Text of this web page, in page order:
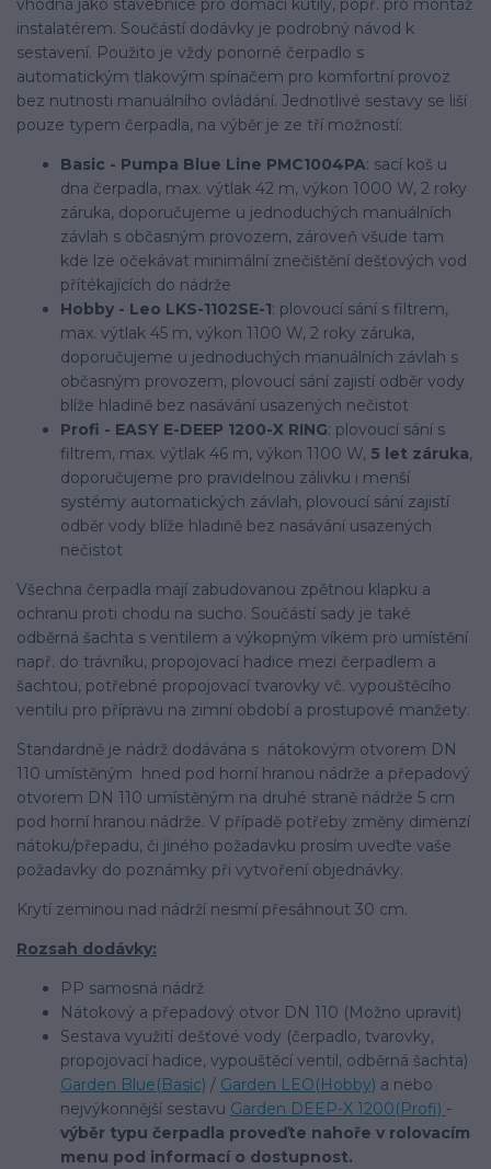
vhodná jako stavebnice pro domácí kutily, popř. pro montáž
instalatérem. Součástí dodávky je podrobný návod k
sestavení. Použito je vždy ponorné čerpadlo s
automatickým tlakovým spínačem pro komfortní provoz
bez nutnosti manuálního ovládání. Jednotlivé sestavy se liší
pouze typem čerpadla, na výběr je ze tří možností:
Basic - Pumpa Blue Line PMC1004PA: sací koš u
dna čerpadla, max. výtlak 42 m, výkon 1000 W, 2 roky
záruka, doporučujeme u jednoduchých manuálních
závlah s občasným provozem, zároveň všude tam
kde lze očekávat minimální znečištění dešťových vod
přítékajících do nádrže
Hobby - Leo LKS-1102SE-1: plovoucí sání s filtrem,
max. výtlak 45 m, výkon 1100 W, 2 roky záruka,
doporučujeme u jednoduchých manuálních závlah s
občasným provozem, plovoucí sání zajistí odběr vody
blíže hladině bez nasávání usazených nečistot
Profi - EASY E-DEEP 1200-X RING: plovoucí sání s
filtrem, max. výtlak 46 m, výkon 1100 W, 5 let záruka,
doporučujeme pro pravidelnou zálivku i menší
systémy automatických závlah, plovoucí sání zajistí
odběr vody blíže hladině bez nasávání usazených
nečistot
Všechna čerpadla mají zabudovanou zpětnou klapku a
ochranu proti chodu na sucho. Součástí sady je také
odběrná šachta s ventilem a výkopným víkem pro umístění
např. do trávníku, propojovací hadice mezi čerpadlem a
šachtou, potřebné propojovací tvarovky vč. vypouštěcího
ventilu pro přípravu na zimní období a prostupové manžety.
Standardně je nádrž dodávána s nátokovým otvorem DN
110 umístěným hned pod horní hranou nádrže a přepadový
otvorem DN 110 umístěným na druhé straně nádrže 5 cm
pod horní hranou nádrže. V případě potřeby změny dimenzí
nátoku/přepadu, či jiného požadavku prosím uveďte vaše
požadavky do poznámky při vytvoření objednávky.
Krytí zeminou nad nádrží nesmí přesáhnout 30 cm.
Rozsah dodávky:
PP samosná nádrž
Nátokový a přepadový otvor DN 110 (Možno upravit)
Sestava využití dešťové vody (čerpadlo, tvarovky,
propojovací hadice, vypouštěcí ventil, odběrná šachta)
Garden Blue(Basic) / Garden LEO(Hobby) a nebo
nejvýkonnější sestavu Garden DEEP-X 1200(Profi) -
výběr typu čerpadla proveďte nahoře v rolovacím
menu pod informací o dostupnost.